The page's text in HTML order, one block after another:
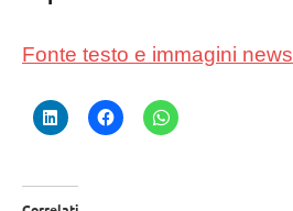
Fonte testo e immagini